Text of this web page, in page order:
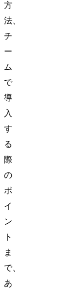
方
法、
チ
ー
ム
で
導
入
す
る
際
の
ポ
イ
ン
ト
ま
で、
あ